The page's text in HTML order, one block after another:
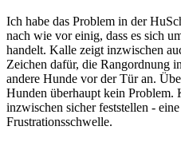
Ich habe das Problem in der
nach wie vor einig, dass es sich
handelt. Kalle zeigt inzwischen
Zeichen dafür, die Rangordnung
andere Hunde vor der Tür an.
Hunden überhaupt kein Problem.
inzwischen sicher feststellen -
Frustrationsschwelle.